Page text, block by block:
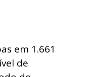
em 1.661
de